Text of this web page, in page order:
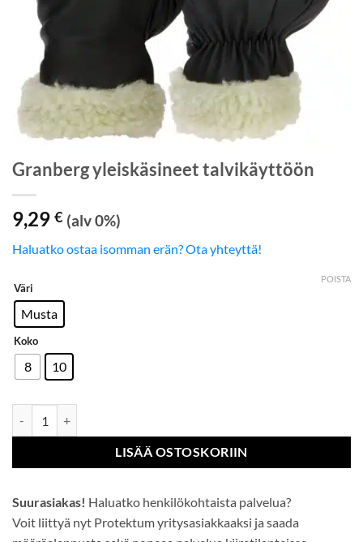
Granberg yleiskäsineet talvikäyttöön
9,29 € (alv 0%)
Haluatko ostaa isomman erän? Ota yhteyttä!
Väri
Musta
Koko
8 10
POISTA
LISÄÄ OSTOSKORIIN
Suurasiakas! Haluatko henkilökohtaista palvelua?
Voit liittyä nyt Protektum yritysasiakkaaksi ja saada